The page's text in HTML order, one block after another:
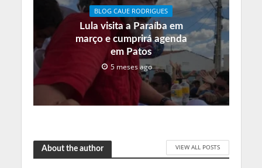
BLOG CAUE RODRIGUES
Lula visita a Paraíba em
março e cumprirá agenda
em Patos
5 meses ago
About the author VIEW ALL POSTS